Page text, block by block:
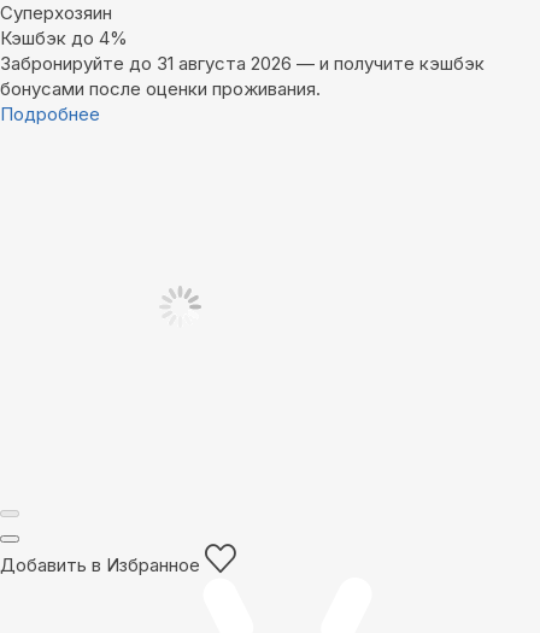
Суперхозяин
Кэшбэк до 4%
Забронируйте до 31 августа 2026 — и получите кэшбэк
бонусами после оценки проживания.
Подробнее
Добавить в Избранное